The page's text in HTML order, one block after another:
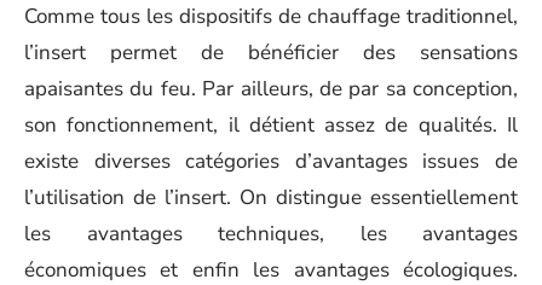
Comme tous les dispositifs de chauffage traditionnel,
l’insert permet de bénéficier des sensations
apaisantes du feu. Par ailleurs, de par sa conception,
son fonctionnement, il détient assez de qualités. Il
existe diverses catégories d’avantages issues de
l’utilisation de l’insert. On distingue essentiellement
les avantages techniques, les avantages
économiques et enfin les avantages écologiques.